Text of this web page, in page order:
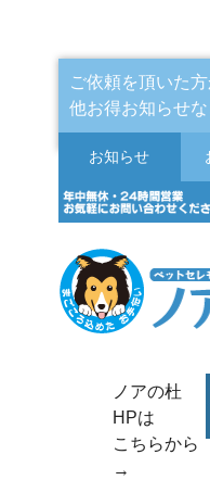
ご依頼を頂いた
他お得お知らせな
お知らせ
ノアの杜
HPは
こちらから
→